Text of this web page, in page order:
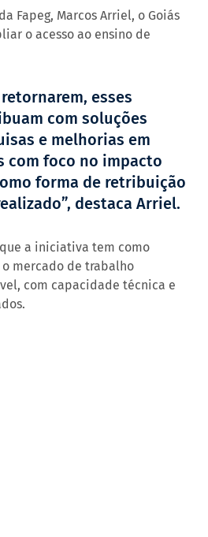
Fapeg, Marcos Arriel, o Goiás
o acesso ao ensino de
esses
com soluções
e melhorias em
com foco no impacto
forma de retribuição
destaca Arriel.
a iniciativa tem como
mercado de trabalho
com capacidade técnica e